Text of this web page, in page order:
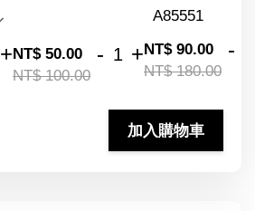
+NT$ 50.00
NT$ 100.00
- +NT$ 90.00
NT$ 180.00
-
加入購物車